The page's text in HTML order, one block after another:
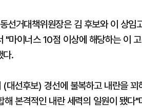
선거대책위원장은 김 후보와 이 상
"마이너스 10점 이상에 해당하는 이
다.
대선후보) 경선에 불복하고 내란을
해 본격적인 내란 세력의 일원이 됐다